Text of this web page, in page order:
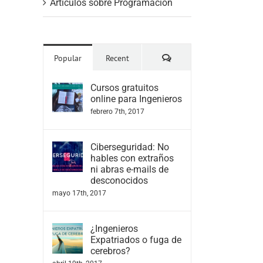
Artículos sobre Programación
Popular Recent Comments
Cursos gratuitos
online para Ingenieros
febrero 7th, 2017
Ciberseguridad: No
hables con extraños
ni abras e-mails de
desconocidos
mayo 17th, 2017
¿Ingenieros
Expatriados o fuga de
cerebros?